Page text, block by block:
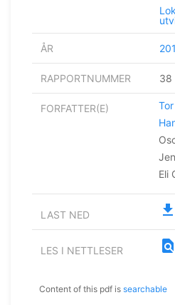
ÅR
RAPPORTNUMMER 38
FORFATTER(E)
Eli
LAST NED file_download
LES I NETTLESER find_in_page
Content of this pdf is searchable